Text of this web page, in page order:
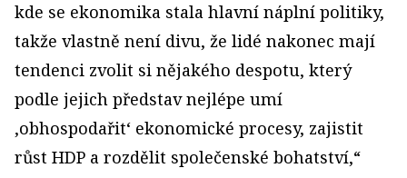
kde se ekonomika stala hlavní náplní politiky,
takže vlastně není divu, že lidé nakonec mají
tendenci zvolit si nějakého despotu, který
podle jejich představ nejlépe umí
‚obhospodařit‘ ekonomické procesy, zajistit
růst HDP a rozdělit společenské bohatství,“